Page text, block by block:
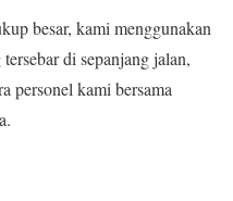
besar, kami menggunakan
di sepanjang jalan,
personel kami bersama